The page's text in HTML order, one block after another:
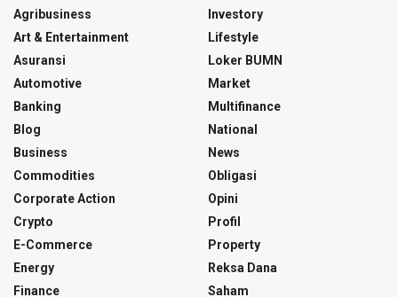
Agribusiness
Art & Entertainment
Asuransi
Automotive
Banking
Blog
Business
Commodities
Corporate Action
Crypto
E-Commerce
Energy
Finance
Investory
Lifestyle
Loker BUMN
Market
Multifinance
National
News
Obligasi
Opini
Profil
Property
Reksa Dana
Saham